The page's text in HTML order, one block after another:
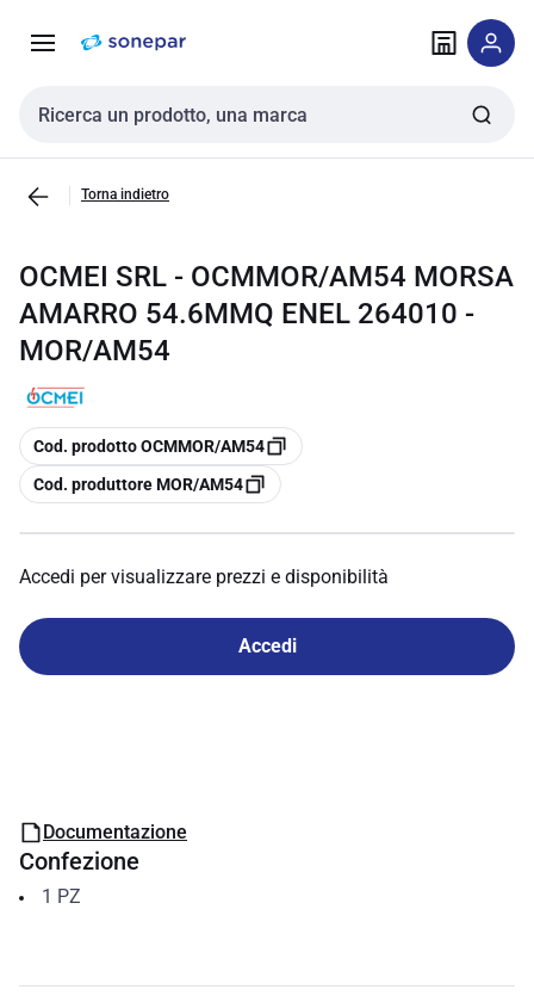
navigazione alla
Cerca input
Torna indietro
OCMEI SRL - OCMMOR/AM54 MORSA
AMARRO 54.6MMQ ENEL 264010 -
MOR/AM54
copia
Cod. prodotto OCMMOR/AM54
copia
Cod. produttore MOR/AM54
Accedi per visualizzare prezzi e disponibilità
Accedi
Documentazione
Confezione
1 PZ